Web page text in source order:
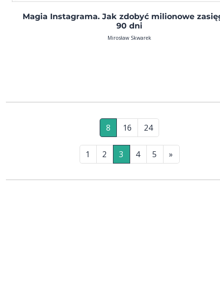
Magia Instagrama. Jak zdobyć milionowe
90 dni
Mirosław Skwarek
8 16 24
1 2 3 4 5 »